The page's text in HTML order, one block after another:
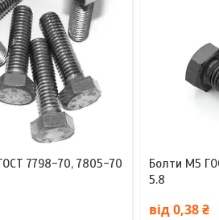
7798-70, 7805-70
Болти М5
5.8
від 0,38 ₴